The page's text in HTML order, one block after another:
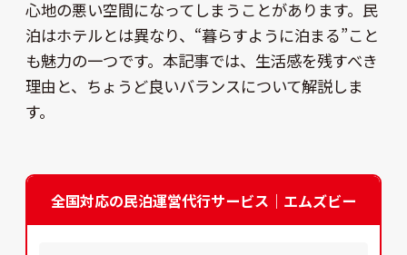
心地の悪い空間になってしまうことがあります。民
泊はホテルとは異なり、“暮らすように泊まる”こと
も魅力の一つです。本記事では、生活感を残すべき
理由と、ちょうど良いバランスについて解説しま
す。
全国対応の民泊運営代行サービス｜エムズビー